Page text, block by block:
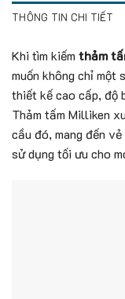
THÔNG TIN CHI TIẾT
Khi tìm kiếm thảm
muốn không chỉ một
thiết kế cao cấp, độ
Thảm tấm Milliken
cầu đó, mang đến
sử dụng tối ưu cho